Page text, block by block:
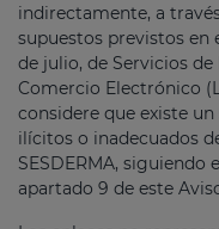
indirectamente, a
supuestos previstos en
de julio, de Servicios
Comercio Electrónico
considere que existe
ilícitos o inadecuados
SESDERMA,
apartado 9 de este